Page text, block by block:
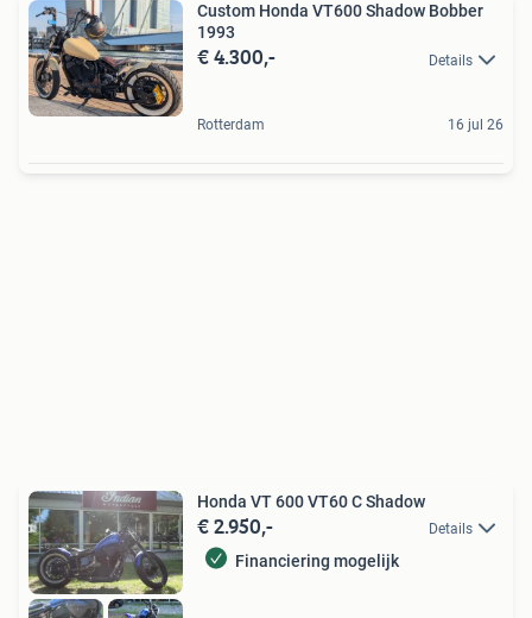
Custom Honda VT600 Shadow Bobber
1993
€ 4.300,- Details
Rotterdam 16 jul 26
Honda VT 600 VT60 C Shadow
€ 2.950,- Details
Financiering mogelijk